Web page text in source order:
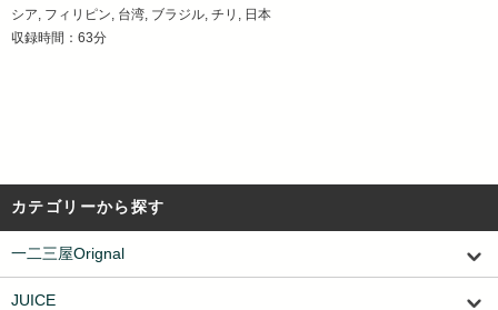
シア, フィリピン, 台湾, ブラジル, チリ, 日本
収録時間：63分
カテゴリーから探す
一二三屋Orignal
JUICE